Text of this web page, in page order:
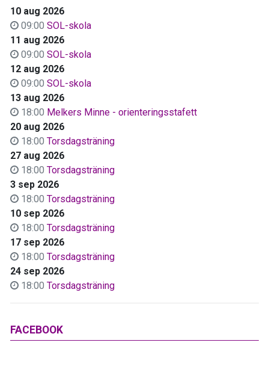
10 aug 2026
09:00 SOL-skola
11 aug 2026
09:00 SOL-skola
12 aug 2026
09:00 SOL-skola
13 aug 2026
18:00 Melkers Minne - orienteringsstafett
20 aug 2026
18:00 Torsdagsträning
27 aug 2026
18:00 Torsdagsträning
3 sep 2026
18:00 Torsdagsträning
10 sep 2026
18:00 Torsdagsträning
17 sep 2026
18:00 Torsdagsträning
24 sep 2026
18:00 Torsdagsträning
FACEBOOK